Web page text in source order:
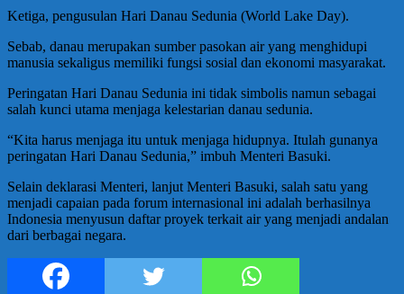
Ketiga, pengusulan Hari Danau Sedunia (World Lake Day).
Sebab, danau merupakan sumber pasokan air yang menghidupi
manusia sekaligus memiliki fungsi sosial dan ekonomi masyarakat.
Peringatan Hari Danau Sedunia ini tidak simbolis namun sebagai
salah kunci utama menjaga kelestarian danau sedunia.
“Kita harus menjaga itu untuk menjaga hidupnya. Itulah gunanya
peringatan Hari Danau Sedunia,” imbuh Menteri Basuki.
Selain deklarasi Menteri, lanjut Menteri Basuki, salah satu yang
menjadi capaian pada forum internasional ini adalah berhasilnya
Indonesia menyusun daftar proyek terkait air yang menjadi andalan
dari berbagai negara.